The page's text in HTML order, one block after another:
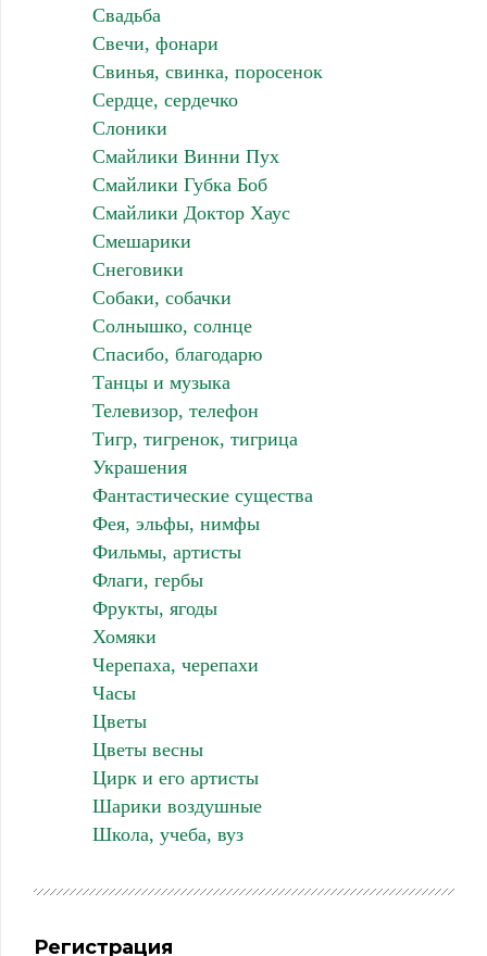
Свадьба
Свечи, фонари
Свинья, свинка, поросенок
Сердце, сердечко
Слоники
Смайлики Винни Пух
Смайлики Губка Боб
Смайлики Доктор Хаус
Смешарики
Снеговики
Собаки, собачки
Солнышко, солнце
Спасибо, благодарю
Танцы и музыка
Телевизор, телефон
Тигр, тигренок, тигрица
Украшения
Фантастические существа
Фея, эльфы, нимфы
Фильмы, артисты
Флаги, гербы
Фрукты, ягоды
Хомяки
Черепаха, черепахи
Часы
Цветы
Цветы весны
Цирк и его артисты
Шарики воздушные
Школа, учеба, вуз
Регистрация